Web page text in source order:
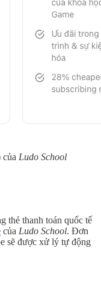
Ludo School
thẻ thanh toán quốc tế
của Ludo School. Đơn
sẽ được xử lý tự động